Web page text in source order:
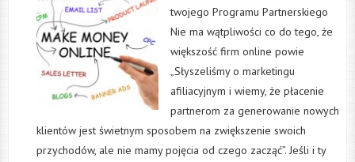
twojego Programu Partnerskiego
Nie ma wątpliwości co do tego, że
większość firm online powie
„Słyszeliśmy o marketingu
afiliacyjnym i wiemy, że płacenie
partnerom za generowanie nowych
klientów jest świetnym sposobem na zwiększenie swoich
przychodów, ale nie mamy pojęcia od czego zacząć”. Jeśli i ty